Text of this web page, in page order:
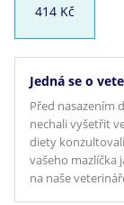
414 Kč
Jedná se o
Před nasazením
nechali vyšetřit
diety
vašeho mazlíčka
na naše